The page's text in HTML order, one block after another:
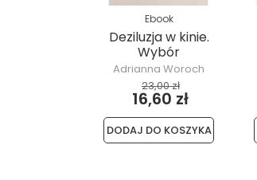
Ebook
Deziluzja w kinie.
Wybór
przekładów
Adrianna Woroch
23,00 zł
16,60 zł
DODAJ DO KOSZYKA